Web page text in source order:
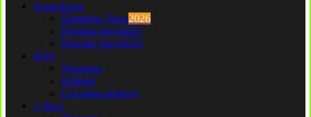
Трансферы
Премьер Лига2026
Первая лига2026
Вторая Лига2026
КПЛ
Тренеры
Рефери
Составы команд
1 Лига